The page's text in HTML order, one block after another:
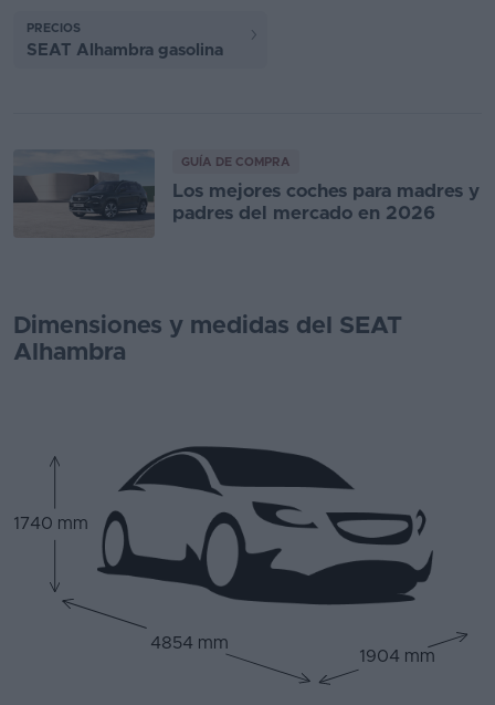
PRECIOS
SEAT Alhambra gasolina
GUÍA DE COMPRA
Los mejores coches para madres y
padres del mercado en 2026
Dimensiones y medidas del SEAT
Alhambra
1740 mm
4854 mm
1904 mm